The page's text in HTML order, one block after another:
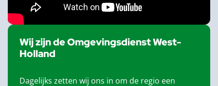
Wij zijn de Omgevingsdienst West-
Holland
Dagelijks zetten wij ons in om de regio een